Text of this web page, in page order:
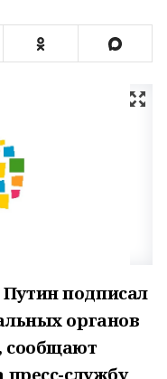
подписал
органов
сообщают
пресс-службу